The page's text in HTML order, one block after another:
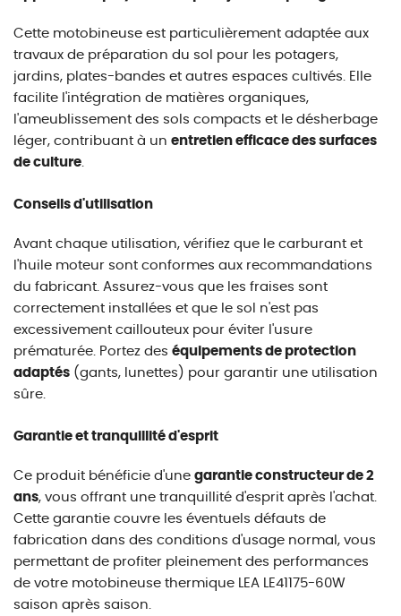
Cette motobineuse est particulièrement adaptée aux
travaux de préparation du sol pour les potagers,
jardins, plates-bandes et autres espaces cultivés. Elle
facilite l'intégration de matières organiques,
l'ameublissement des sols compacts et le désherbage
léger, contribuant à un entretien efficace des surfaces
de culture.
Conseils d'utilisation
Avant chaque utilisation, vérifiez que le carburant et
l'huile moteur sont conformes aux recommandations
du fabricant. Assurez-vous que les fraises sont
correctement installées et que le sol n'est pas
excessivement caillouteux pour éviter l'usure
prématurée. Portez des équipements de protection
adaptés (gants, lunettes) pour garantir une utilisation
sûre.
Garantie et tranquillité d'esprit
Ce produit bénéficie d'une garantie constructeur de 2
ans, vous offrant une tranquillité d'esprit après l'achat.
Cette garantie couvre les éventuels défauts de
fabrication dans des conditions d'usage normal, vous
permettant de profiter pleinement des performances
de votre motobineuse thermique LEA LE41175-60W
saison après saison.